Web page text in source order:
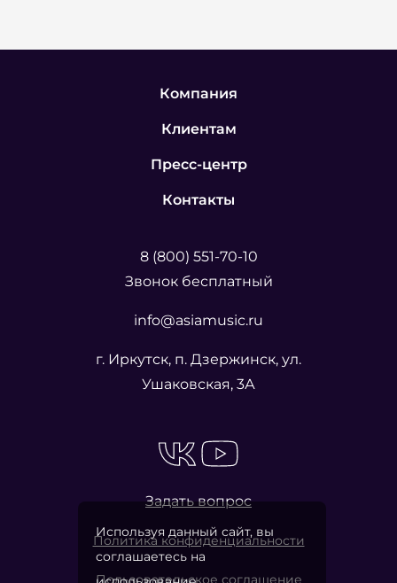
Компания
Клиентам
Пресс-центр
Контакты
8 (800) 551-70-10
Звонок бесплатный
info@asiamusic.ru
г. Иркутск, п. Дзержинск, ул.
Ушаковская, 3А
Задать вопрос
Политика конфиденциальности
Пользовательское соглашение
Используя данный сайт, вы
соглашаетесь на